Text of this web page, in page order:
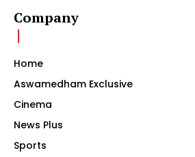
Company
Home
Aswamedham Exclusive
Cinema
News Plus
Sports